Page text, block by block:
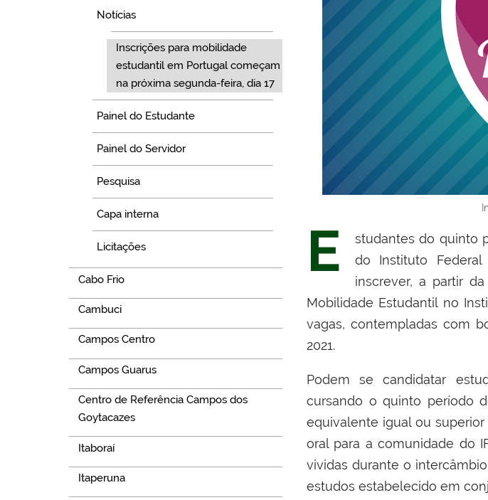
Notícias
Inscrições para mobilidade
estudantil em Portugal começam
na próxima segunda-feira, dia 17
Painel do Estudante
Painel do Servidor
Pesquisa
Capa interna
Licitações
Cabo Frio
Cambuci
Campos Centro
Campos Guarus
Centro de Referência Campos dos
Goytacazes
Itaboraí
Itaperuna
E
studantes do quinto
do Instituto Federal
inscrever, a partir
Mobilidade Estudantil no
vagas, contempladas com
2021.
Podem se candidatar
cursando o quinto período
equivalente igual ou
oral para a comunidade do
vividas durante o
estudos estabelecido em